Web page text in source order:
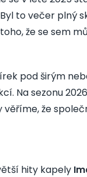
to večer plný
že se sem
pod širým
Na sezonu
že
hity kapely